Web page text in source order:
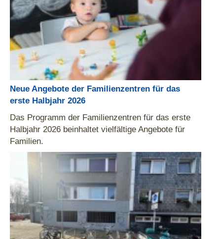
Neue Angebote der Familienzentren für das
erste Halbjahr 2026
Das Programm der Familienzentren für das erste
Halbjahr 2026 beinhaltet vielfältige Angebote für
Familien.